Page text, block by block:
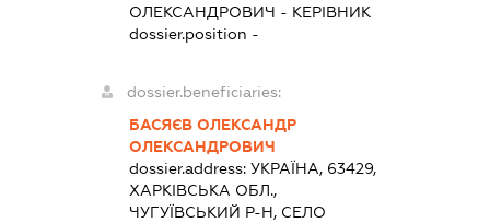
ОЛЕКСАНДРОВИЧ - КЕРІВНИК
dossier.position -
dossier.beneficiaries:
БАСЯЄВ ОЛЕКСАНДР
ОЛЕКСАНДРОВИЧ
dossier.address: УКРАЇНА, 63429,
ХАРКІВСЬКА ОБЛ.,
ЧУГУЇВСЬКИЙ Р-Н, СЕЛО